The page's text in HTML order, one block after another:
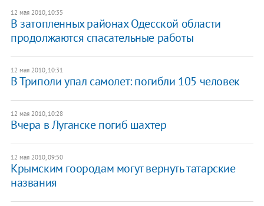
12 мая 2010, 10:35
В затопленных районах Одесской области
продолжаются спасательные работы
12 мая 2010, 10:31
В Триполи упал самолет: погибли 105 человек
12 мая 2010, 10:28
Вчера в Луганске погиб шахтер
12 мая 2010, 09:50
Крымским гоородам могут вернуть татарские
названия